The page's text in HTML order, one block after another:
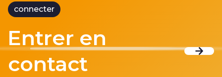
connecter
Entrer en
contact